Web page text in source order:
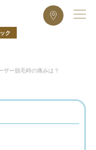
ク
ザー脱毛時の痛みは？